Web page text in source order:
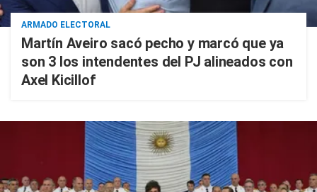
ARMADO ELECTORAL
Martín Aveiro sacó pecho y marcó que ya
son 3 los intendentes del PJ alineados con
Axel Kicillof